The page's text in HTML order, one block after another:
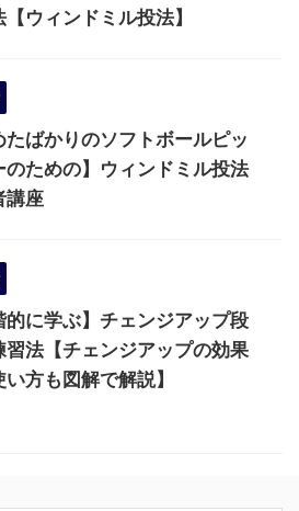
ウィンドミル投法】
たばかりのソフトボールピッ
のための】ウィンドミル投法
講座
的に学ぶ】チェンジアップ段
習法【チェンジアップの効果
い方も図解で解説】